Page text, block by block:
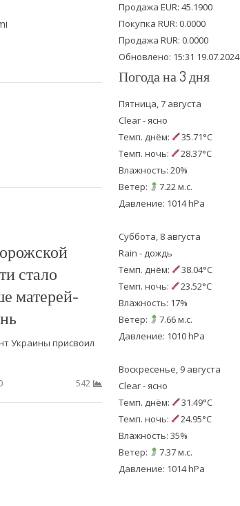
стало
матерей-
Украины присвоил
542
r
o
k
e
Продажа EUR: 45.1900
Покупка RUR: 0.0000
Продажа RUR: 0.0000
Обновлено: 15:31 19.07.2024
Погода на 3 дня
Пятница, 7 августа
Clear - ясно
Темп. днём:
35.71°C
Темп. ночь:
28.37°C
Влажность: 20%
Ветер:
7.22 м.с.
Давление: 1014 hPa
Суббота, 8 августа
Rain - дождь
Темп. днём:
38.04°C
Темп. ночь:
23.52°C
Влажность: 17%
Ветер:
7.66 м.с.
Давление: 1010 hPa
Воскресенье, 9 августа
Clear - ясно
Темп. днём:
31.49°C
Темп. ночь:
24.95°C
Влажность: 35%
Ветер:
7.37 м.с.
Давление: 1014 hPa